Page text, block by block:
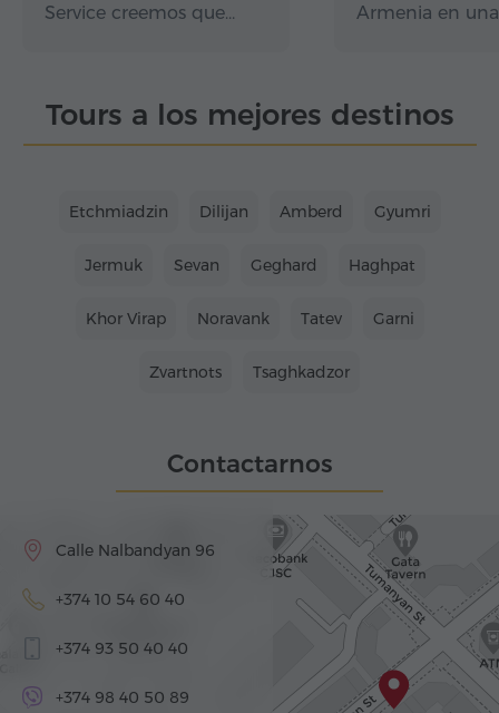
Service creemos que…
Armenia en
Tours a los mejores destinos
Etchmiadzin Dilijan Amberd Gyumri
Jermuk Sevan Geghard Haghpat
Khor Virap Noravank Tatev Garni
Zvartnots Tsaghkadzor
Contactarnos
Calle Nalbandyan 96
+374 10 54 60 40
+374 93 50 40 40
+374 98 40 50 89